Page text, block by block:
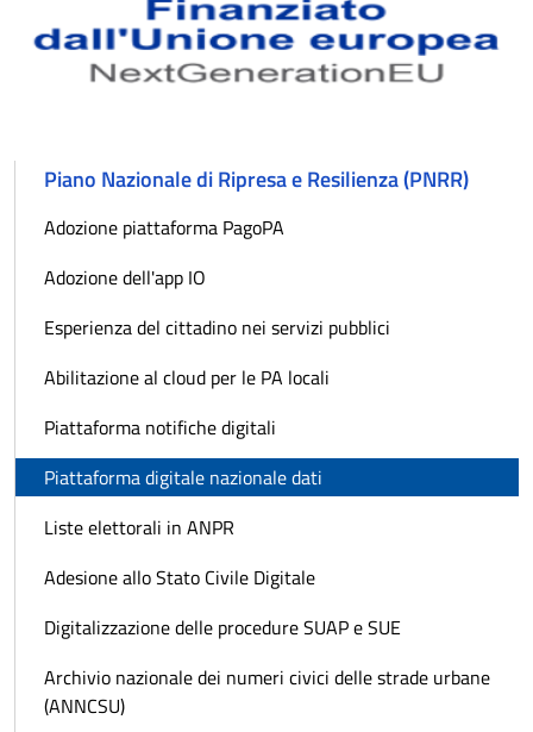
Piano Nazionale di Ripresa e Resilienza (PNRR)
Adozione piattaforma PagoPA
Adozione dell'app IO
Esperienza del cittadino nei servizi pubblici
Abilitazione al cloud per le PA locali
Piattaforma notifiche digitali
Piattaforma digitale nazionale dati
Liste elettorali in ANPR
Adesione allo Stato Civile Digitale
Digitalizzazione delle procedure SUAP e SUE
Archivio nazionale dei numeri civici delle strade urbane
(ANNCSU)